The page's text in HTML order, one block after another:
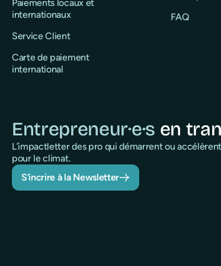
Paiements locaux et
internationaux
Service Client
Carte de paiement
international
FAQ
Entrepreneur·e·s en
L’impactletter des pro qui démarrent ou
pour le climat.
S’incrire à la Newsletter